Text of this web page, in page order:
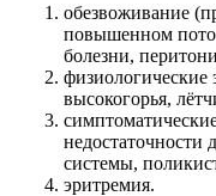
обезвоживание
повышенном
болезни,
физиологические
высокогорья,
недостаточности
системы,
эритремия.